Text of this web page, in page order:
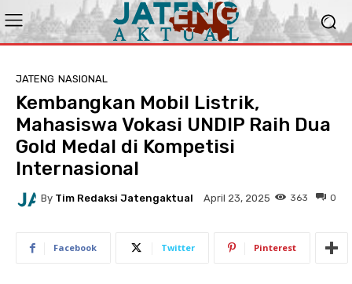
JATENG NASIONAL
Kembangkan Mobil Listrik,
Mahasiswa Vokasi UNDIP Raih Dua
Gold Medal di Kompetisi
Internasional
By Tim Redaksi Jatengaktual April 23, 2025 0
363
Facebook Twitter Pinterest